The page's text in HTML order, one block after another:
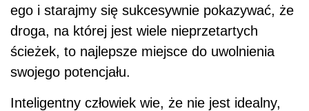
ego i starajmy się sukcesywnie pokazywać, że
droga, na której jest wiele nieprzetartych
ścieżek, to najlepsze miejsce do uwolnienia
swojego potencjału.
Inteligentny człowiek wie, że nie jest idealny,